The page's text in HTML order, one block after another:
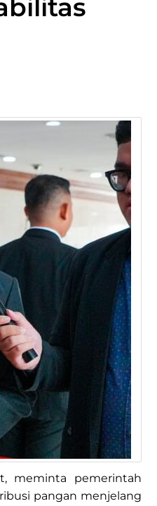
meminta pemerintah
pangan menjelang